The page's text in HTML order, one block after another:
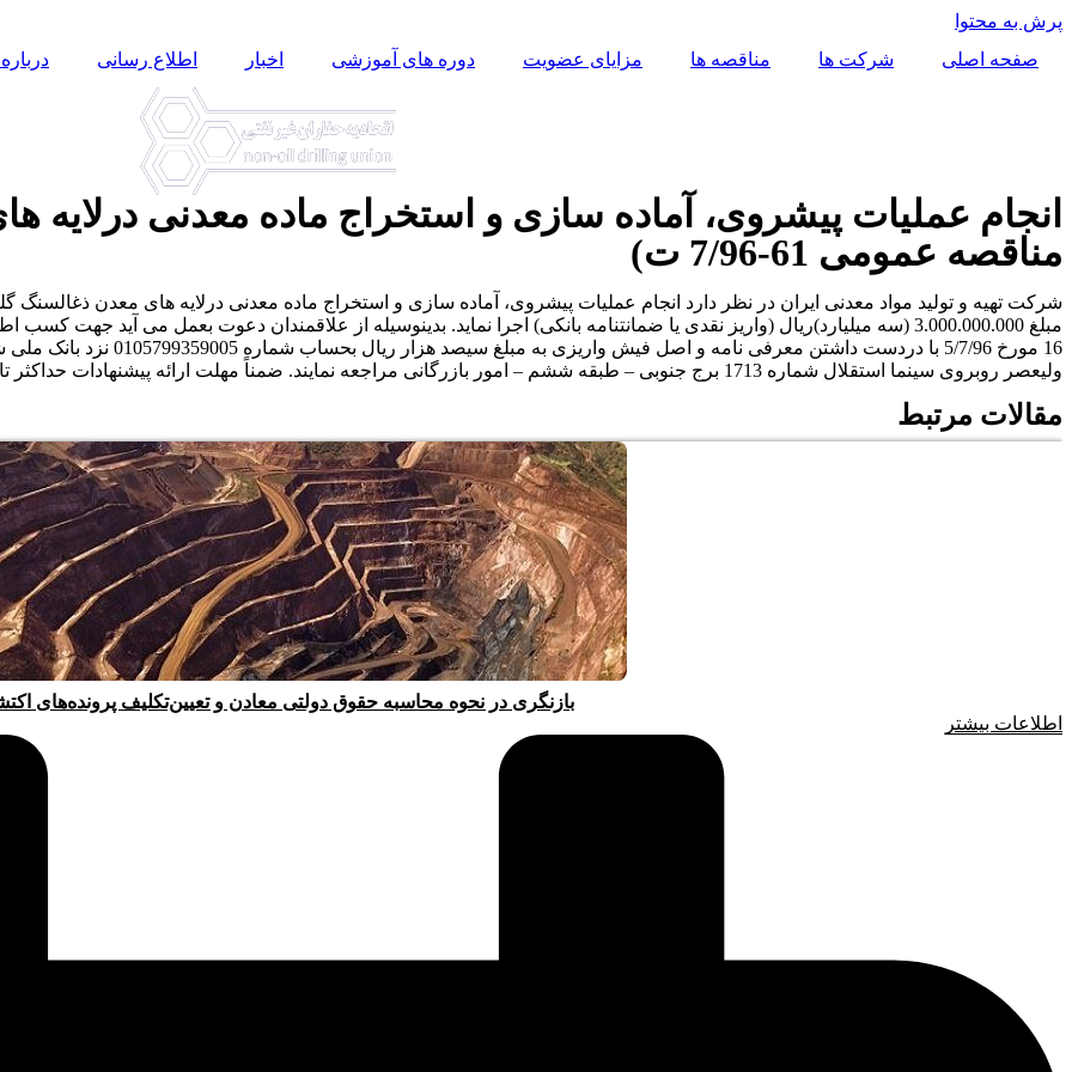
پرش به محتوا
صفحه اصلی
شرکت ها مناقصه ها مزایای عضویت دوره های آموزشی اخبار اطلاع رسانی
انجام عملیات پیشروی، آماده سازی و استخراج ماده معدنی درلایه
مناقصه عمومی 61-7/96 ت)
شرکت تهیه و تولید مواد معدنی ایران در نظر دارد انجام عملیات پیشروی، آماده سازی و استخراج ماده معدنی درلایه های معدن
16 مورخ 5/7/96 با دردست داشتن
ولیعصر روبروی سینما استقلال شماره 1713 برج جنوبی – طبقه ششم – امور بازرگانی مراجعه نمایند. ضمناً مهلت ارائه پیشنهادات حداکثر تا ساعت 17 روز شنبه 22/7/96 تعیین می گردد.
مقالات مرتبط
بازنگری در نحوه محاسبه حقوق دولتی معادن و تعیین‌تکلیف پرونده‌های
اطلاعات بیشتر